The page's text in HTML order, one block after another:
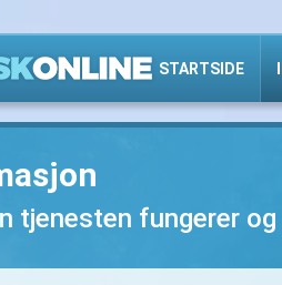
STARTSIDE
tjenesten fungerer